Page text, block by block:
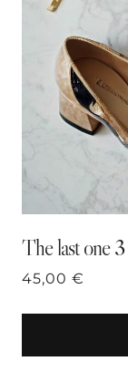
The last one 3
45,00 €